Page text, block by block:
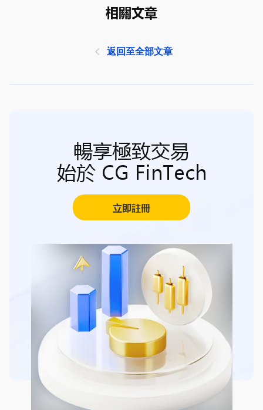
相關文章
返回至全部文章
暢享極致交易
始於 CG FinTech
立即註冊